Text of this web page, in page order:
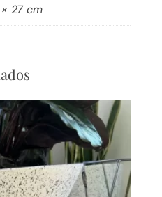
27 cm